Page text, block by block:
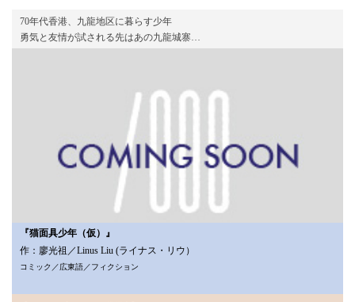
70年代香港、九龍地区に暮らす少年
勇気と友情が試される先はあの九龍城寨…
『猫面具少年（仮）』
作：廖光祖／Linus Liu (ライナス・リウ）
コミック／広東語／フィクション